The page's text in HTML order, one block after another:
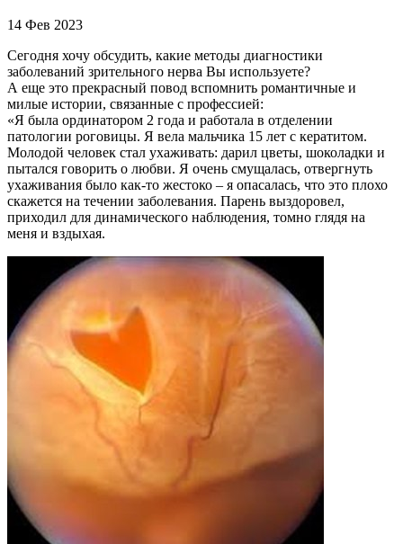
14 Фев 2023
Сегодня хочу обсудить, какие методы диагностики
заболеваний зрительного нерва Вы используете?
А еще это прекрасный повод вспомнить романтичные и
милые истории, связанные с профессией:
«Я была ординатором 2 года и работала в отделении
патологии роговицы. Я вела мальчика 15 лет с кератитом.
Молодой человек стал ухаживать: дарил цветы, шоколадки и
пытался говорить о любви. Я очень смущалась, отвергнуть
ухаживания было как-то жестоко – я опасалась, что это плохо
скажется на течении заболевания. Парень выздоровел,
приходил для динамического наблюдения, томно глядя на
меня и вздыхая.